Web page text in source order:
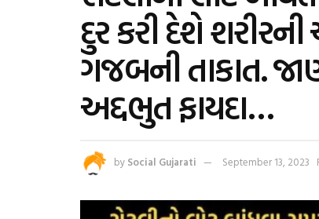
દુર કરી દેશે
ગજબની તાકાત.
અદ્દભુત ફાયદા…
by Social Gujarati September 13, 2023